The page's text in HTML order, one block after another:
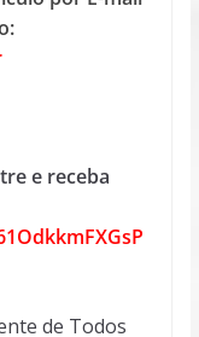
e receba
de Todos